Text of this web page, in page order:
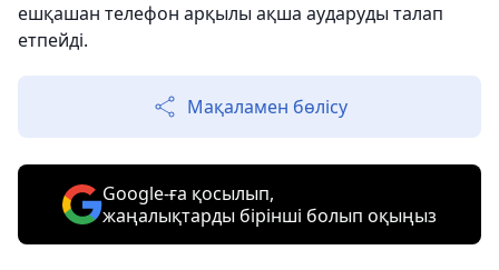
ешқашан телефон арқылы ақша аударуды талап
етпейді.
Мақаламен бөлісу
Google-ға қосылып,
жаңалықтарды бірінші болып оқыңыз